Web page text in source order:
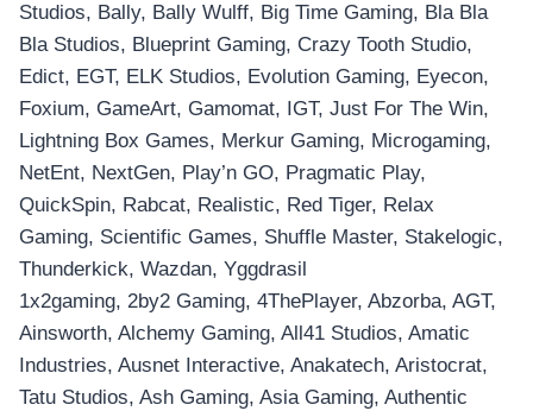
Studios, Bally, Bally Wulff, Big Time Gaming, Bla Bla
Bla Studios, Blueprint Gaming, Crazy Tooth Studio,
Edict, EGT, ELK Studios, Evolution Gaming, Eyecon,
Foxium, GameArt, Gamomat, IGT, Just For The Win,
Lightning Box Games, Merkur Gaming, Microgaming,
NetEnt, NextGen, Play’n GO, Pragmatic Play,
QuickSpin, Rabcat, Realistic, Red Tiger, Relax
Gaming, Scientific Games, Shuffle Master, Stakelogic,
Thunderkick, Wazdan, Yggdrasil
1x2gaming, 2by2 Gaming, 4ThePlayer, Abzorba, AGT,
Ainsworth, Alchemy Gaming, All41 Studios, Amatic
Industries, Ausnet Interactive, Anakatech, Aristocrat,
Tatu Studios, Ash Gaming, Asia Gaming, Authentic